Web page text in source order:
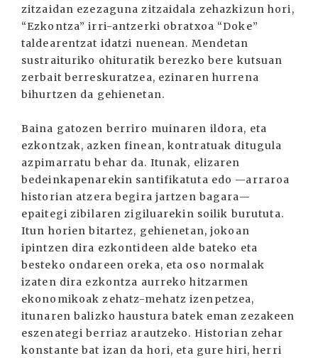
zitzaidan ezezaguna zitzaidala zehazkizun hori,
“Ezkontza” irri-antzerki obratxoa “Doke”
taldearentzat idatzi nuenean. Mendetan
sustraituriko ohituratik berezko bere kutsuan
zerbait berreskuratzea, ezinaren hurrena
bihurtzen da gehienetan.
Baina gatozen berriro muinaren ildora, eta
ezkontzak, azken finean, kontratuak ditugula
azpimarratu behar da. Itunak, elizaren
bedeinkapenarekin santifikatuta edo —arraroa
historian atzera begira jartzen bagara—
epaitegi zibilaren zigiluarekin soilik burututa.
Itun horien bitartez, gehienetan, jokoan
ipintzen dira ezkontideen alde bateko eta
besteko ondareen oreka, eta oso normalak
izaten dira ezkontza aurreko hitzarmen
ekonomikoak zehatz-mehatz izenpetzea,
itunaren balizko haustura batek eman zezakeen
eszenategi berriaz arautzeko. Historian zehar
konstante bat izan da hori, eta gure hiri, herri